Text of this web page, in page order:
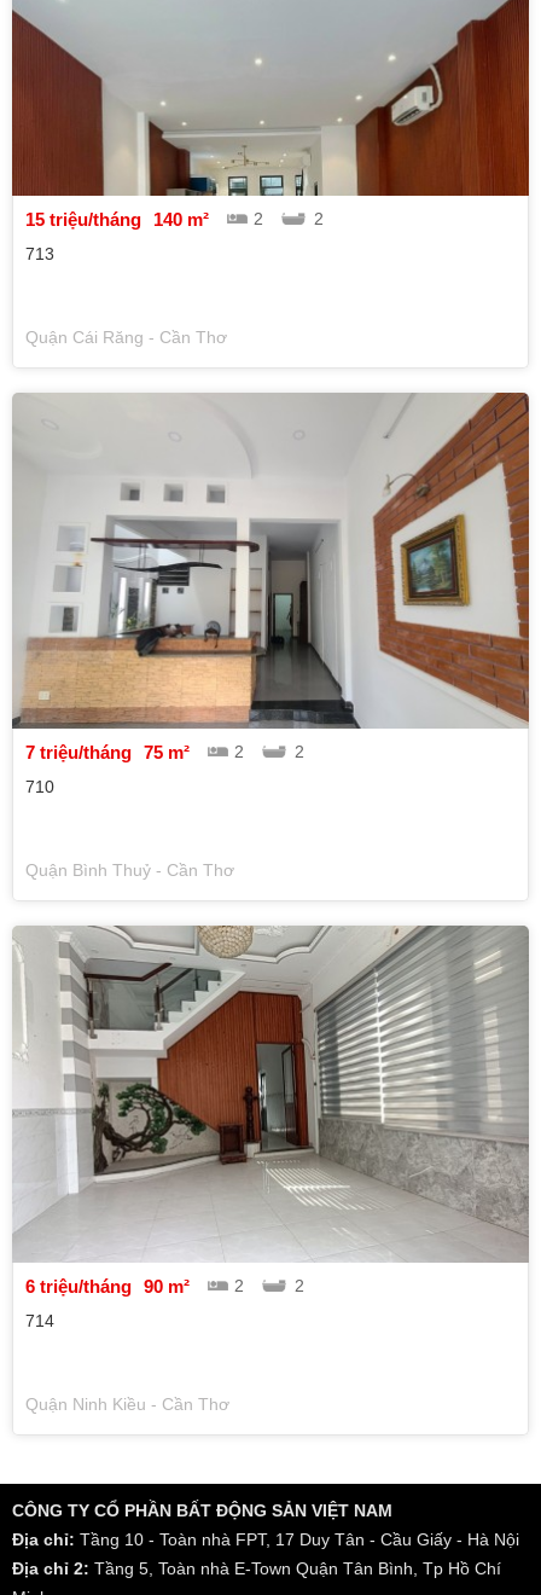
15 triệu/tháng 140 m² 2
2
713
Quận Cái Răng - Cần Thơ
7 triệu/tháng 75 m² 2
2
710
Quận Bình Thuỷ - Cần Thơ
6 triệu/tháng 90 m² 2
2
714
Quận Ninh Kiều - Cần Thơ
CÔNG TY CỔ PHẦN BẤT ĐỘNG SẢN VIỆT NAM
Địa chỉ: Tầng 10 - Toàn nhà FPT, 17 Duy Tân - Cầu Giấy - Hà Nội
Địa chỉ 2: Tầng 5, Toàn nhà E-Town Quận Tân Bình, Tp Hồ Chí